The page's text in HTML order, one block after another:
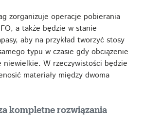
zorganizuje operacje pobierania
a także będzie w stanie
aby na przykład tworzyć stosy
typu w czasie gdy obciążenie
niewielkie. W rzeczywistości będzie
materiały między dwoma
kompletne rozwiązania